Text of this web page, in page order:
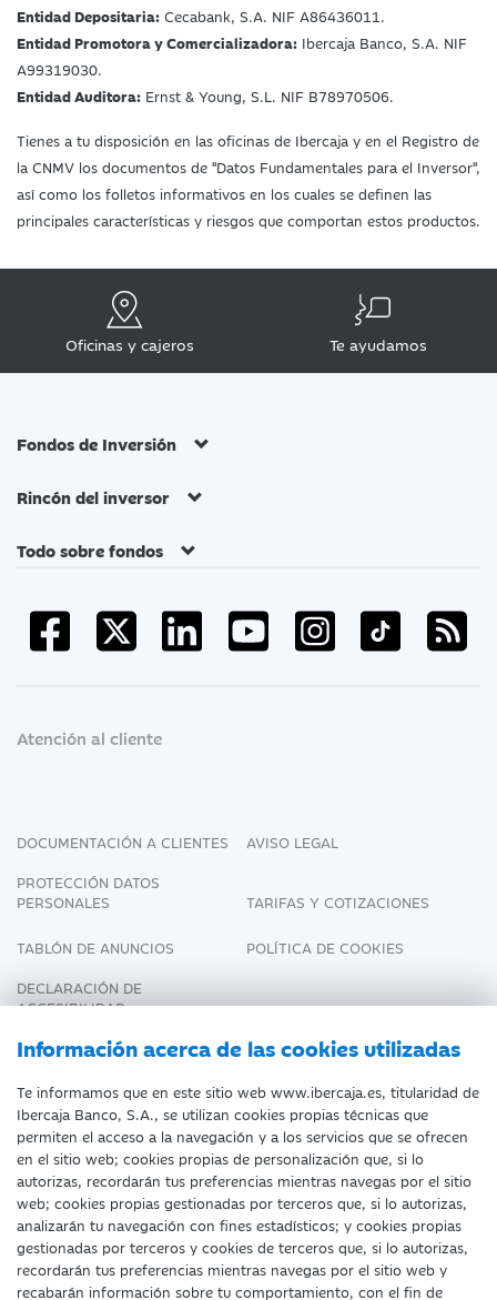
Información acerca de las cookies utilizadas
Te informamos que en este sitio web www.ibercaja.es, titularidad de
Ibercaja Banco, S.A., se utilizan cookies propias técnicas que
permiten el acceso a la navegación y a los servicios que se ofrecen
en el sitio web; cookies propias de personalización que, si lo
autorizas, recordarán tus preferencias mientras navegas por el sitio
web; cookies propias gestionadas por terceros que, si lo autorizas,
analizarán tu navegación con fines estadísticos; y cookies propias
gestionadas por terceros y cookies de terceros que, si lo autorizas,
recordarán tus preferencias mientras navegas por el sitio web y
recabarán información sobre tu comportamiento, con el fin de
Entidad Depositaria: Cecabank, S.A. NIF A86436011.
Entidad Promotora y Comercializadora: Ibercaja Banco, S.A. NIF
A99319030.
Entidad Auditora: Ernst & Young, S.L. NIF B78970506.
Tienes a tu disposición en las oficinas de Ibercaja y en el Registro de
la CNMV los documentos de "Datos Fundamentales para el Inversor",
así como los folletos informativos en los cuales se definen las
principales características y riesgos que comportan estos productos.
Oficinas y cajeros Te ayudamos
Fondos de Inversión
Rincón del inversor
Todo sobre fondos
Atención al cliente
DOCUMENTACIÓN A CLIENTES
AVISO LEGAL
PROTECCIÓN DATOS
PERSONALES
TARIFAS Y COTIZACIONES
TABLÓN DE ANUNCIOS
POLÍTICA DE COOKIES
DECLARACIÓN DE
ACCESIBILIDAD
Fecha de Edición: 07/08/2026
©Ibercaja Banco, S.A. - IBERCAJA - NIF. A-
99319030 R.M. de Zaragoza (T.3865. F.1.
H.Z.-52186, Inscripc.1º).
Entidad de Crédito inscrita en el Registro